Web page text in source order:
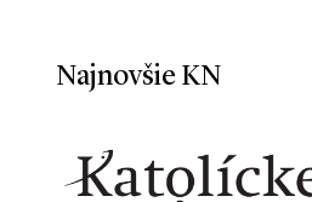
Najnovšie KN